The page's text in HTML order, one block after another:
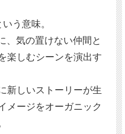
う意味。
、気の置けない仲間と
楽しむシーンを演出す
新しいストーリーが生
メージをオーガニック